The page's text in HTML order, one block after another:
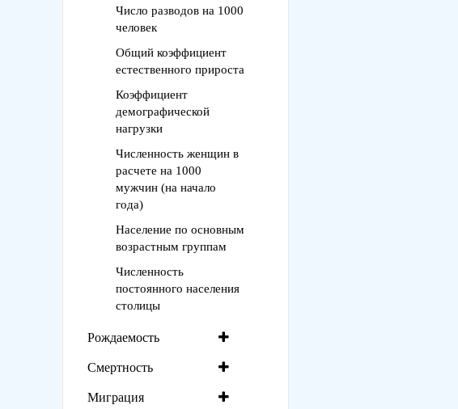
Число разводов на 1000
человек
Общий коэффициент
естественного прироста
Коэффициент
демографической
нагрузки
Численность женщин в
расчете на 1000
мужчин (на начало
года)
Население по основным
возрастным группам
Численность
постоянного населения
столицы
Рождаемость
Смертность
Миграция